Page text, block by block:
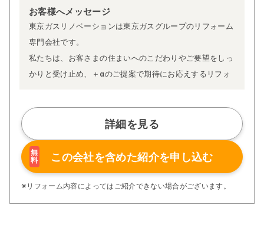
お客様へメッセージ
東京ガスリノベーションは東京ガスグループのリフォーム
専門会社です。
私たちは、お客さまの住まいへのこだわりやご要望をしっ
かりと受け止め、＋αのご提案で期待にお応えするリフォ
4万件以上の施工実績を持ち、ヒアリングから提案·施工管
理·アフターフォローなど、40年に渡り培ってきた独自の
仕組みやルールで高品質リフォームをご提供。
たくさんのお客さまに選ばれています。
詳細を見る
無
料
この会社を含めた紹介を申し込む
※リフォーム内容によってはご紹介できない場合がございます。